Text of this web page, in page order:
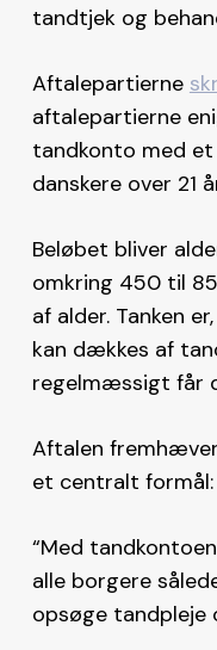
tandtjek og
Aftalepartierne
aftalepartierne
tandkonto med
danskere over 21
Beløbet bliver
omkring 450 til
af alder. Tanken
kan dækkes af
regelmæssigt får
Aftalen
et centralt formål:
“Med
alle borgere
opsøge tandpleje